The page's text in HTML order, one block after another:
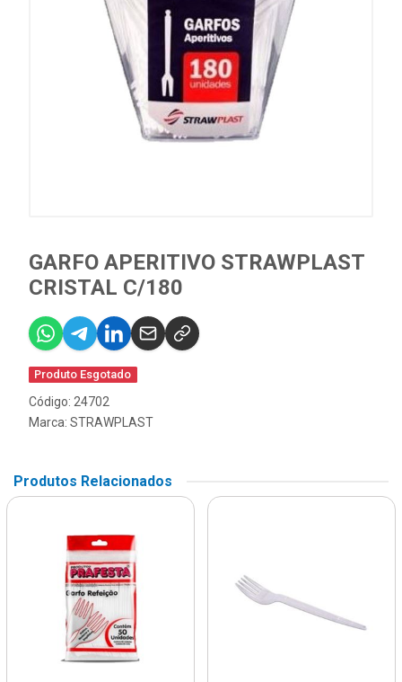
GARFO APERITIVO STRAWPLAST
CRISTAL C/180
Produto Esgotado
Código: 24702
Marca: STRAWPLAST
Produtos Relacionados